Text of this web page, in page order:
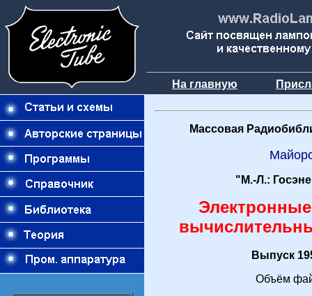
На главную
Массовая
"М.-Л.:
Выпуск
Объём